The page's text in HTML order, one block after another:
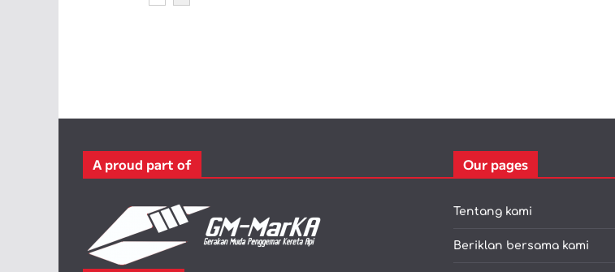
A proud part of Our pages
Tentang kami
Beriklan bersama kami